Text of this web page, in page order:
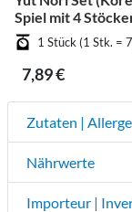
Spiel mit 4
1 Stück (1 Stk. =
7,89 €
Zutaten |
Nährwerte
Importeur |